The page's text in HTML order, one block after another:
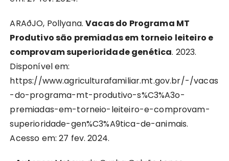
ARAðJO, Pollyana.Vacas do Programa MT
Produtivo são premiadas em torneio leiteiro e
comprovam superioridade genética. 2023.
Disponível em:
https://www.agriculturafamiliar.mt.gov.br/-/vacas
-do-programa-mt-produtivo-s%C3%A3o-
premiadas-em-torneio-leiteiro-e-comprovam-
superioridade-gen%C3%A9tica-de-animais.
Acesso em: 27 fev. 2024.